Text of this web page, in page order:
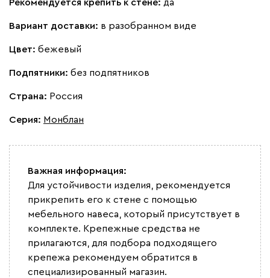
Рекомендуется крепить к стене: да
Вариант доставки: в разобранном виде
Цвет: бежевый
Подпятники: без подпятников
Страна: Россия
Серия: Монблан
Важная информация:
Для устойчивости изделия, рекомендуется
прикрепить его к стене с помощью
мебельного навеса, который присутствует в
комплекте. Крепежные средства не
прилагаются, для подбора подходящего
крепежа рекомендуем обратится в
специализированный магазин.